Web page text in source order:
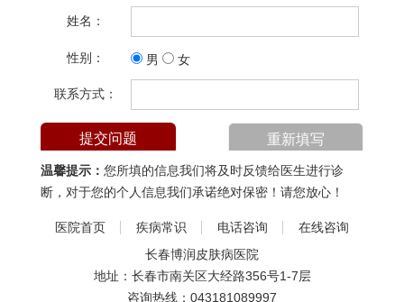
姓名：
性别： 男 女
联系方式：
温馨提示： 您所填的信息我们将及时反馈给医生进行诊
断，对于您的个人信息我们承诺绝对保密！请您放心！
医院首页 疾病常识 电话咨询
在线咨询
长春博润皮肤病医院
地址：长春市南关区大经路356号1-7层
咨询热线： 043181089997